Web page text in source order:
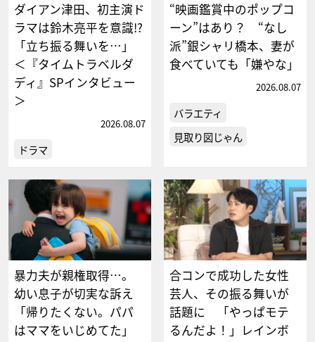
ダイアン津田、初主演ド
ラマは鈴木亮平を意識!?
「立ち振る舞いを…」
＜『タイムトラベルダ
ディ』SPインタビュー
＞
2026.08.07
ドラマ
“映画鑑賞中のポップコ
ーン”はあり？ “なし
派”銀シャリ橋本、妻が
食べていても「嫌やな」
2026.08.07
バラエティ
見取り図じゃん
暴力夫が親権取得…。
幼い息子が切実な訴え
「帰りたくない。パパ
はママをいじめてた」
合コンで成功した女性
芸人、その振る舞いが
話題に 「やっぱモテ
るんだよ！」レインボ